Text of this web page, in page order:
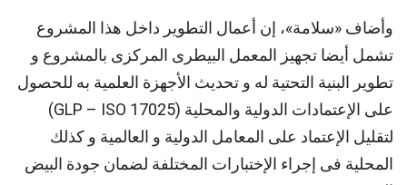
وأضاف «سلامة»، إن أعمال التطوير داخل هذا المشروع
تشمل أيضا تجهيز المعمل البيطرى المركزى بالمشروع و
تطوير البنية التحتية له و تحديث الأجهزة العلمية به للحصول
على الإعتمادات الدولية والمحلية (GLP – ISO 17025)
لتقليل الإعتماد على المعامل الدولية و العالمية و كذلك
المحلية فى إجراء الإختبارات المختلفة لضمان جودة البيض